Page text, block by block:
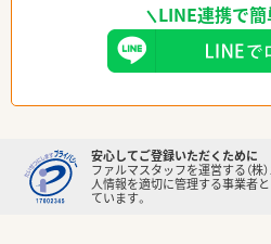
LINE連携で簡
安心してご登録いただくために
ファルマスタッフを運営する（株
人情報を適切に管理する事業者
ています。